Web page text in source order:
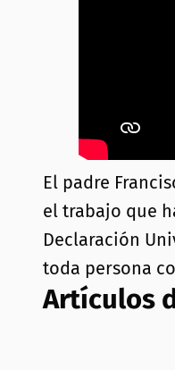
El padre
el trabajo que
Declaración
toda persona
Artículos